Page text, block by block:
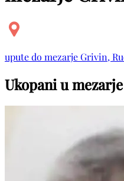
upute do mezarje Grivin,
Ukopani u